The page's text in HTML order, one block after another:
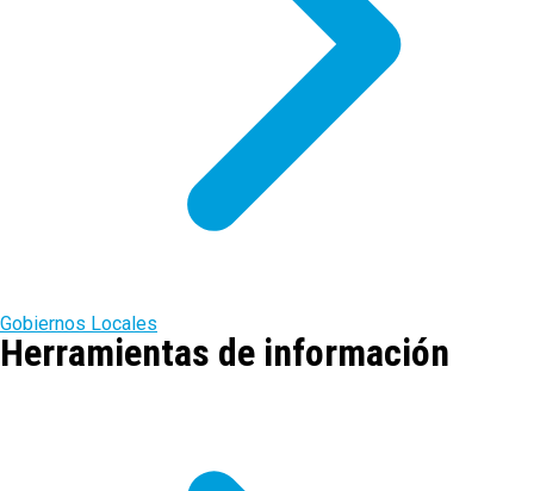
Gobiernos Locales
Herramientas de información